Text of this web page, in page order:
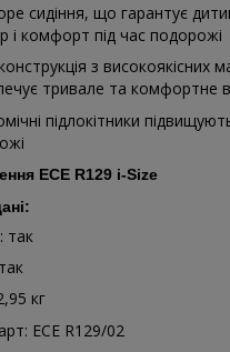
сидіння, що гарантує
і комфорт під час подорожі
з високоякісних
тривале та комфортне
підлокітники
ECE R129 i-Size
так
кг
ECE R129/02